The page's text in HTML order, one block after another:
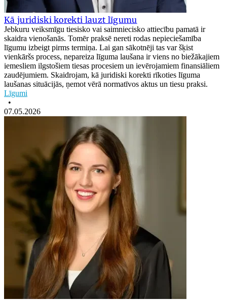
Kā juridiski korekti lauzt līgumu
Jebkuru veiksmīgu tiesisko vai saimniecisko attiecību pamatā ir
skaidra vienošanās. Tomēr praksē nereti rodas nepieciešamība
līgumu izbeigt pirms termiņa. Lai gan sākotnēji tas var šķist
vienkāršs process, nepareiza līguma laušana ir viens no biežākajiem
iemesliem ilgstošiem tiesas procesiem un ievērojamiem finansiāliem
zaudējumiem. Skaidrojam, kā juridiski korekti rīkoties līguma
laušanas situācijās, ņemot vērā normatīvos aktus un tiesu praksi.
Līgumi
•
07.05.2026